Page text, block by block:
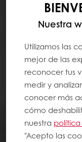
Nuestra
Utilizamos las
mejor de las
reconocer tus
medir y
conocer más
cómo
nuestra
"Acepto las